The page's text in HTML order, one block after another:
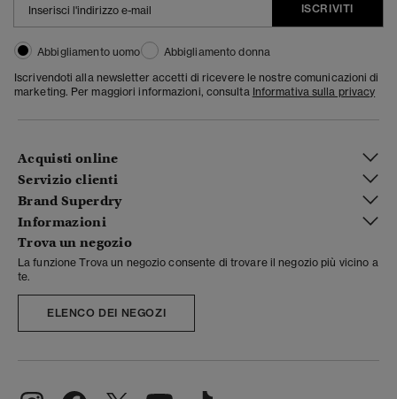
ISCRIVITI
Abbigliamento uomo
Abbigliamento donna
Iscrivendoti alla newsletter accetti di ricevere le nostre comunicazioni di
marketing. Per maggiori informazioni, consulta Informativa sulla privacy
Acquisti online
Servizio clienti
Brand Superdry
Informazioni
Trova un negozio
La funzione Trova un negozio consente di trovare il negozio più vicino a
te.
ELENCO DEI NEGOZI